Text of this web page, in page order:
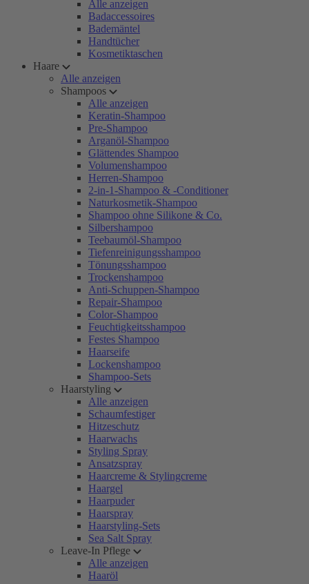
Alle anzeigen
Badaccessoires
Bademäntel
Handtücher
Kosmetiktaschen
Haare
Alle anzeigen
Shampoos
Alle anzeigen
Keratin-Shampoo
Pre-Shampoo
Arganöl-Shampoo
Glättendes Shampoo
Volumenshampoo
Herren-Shampoo
2-in-1-Shampoo & -Conditioner
Naturkosmetik-Shampoo
Shampoo ohne Silikone & Co.
Silbershampoo
Teebaumöl-Shampoo
Tiefenreinigungsshampoo
Tönungsshampoo
Trockenshampoo
Anti-Schuppen-Shampoo
Repair-Shampoo
Color-Shampoo
Feuchtigkeitsshampoo
Festes Shampoo
Haarseife
Lockenshampoo
Shampoo-Sets
Haarstyling
Alle anzeigen
Schaumfestiger
Hitzeschutz
Haarwachs
Styling Spray
Ansatzspray
Haarcreme & Stylingcreme
Haargel
Haarpuder
Haarspray
Haarstyling-Sets
Sea Salt Spray
Leave-In Pflege
Alle anzeigen
Haaröl